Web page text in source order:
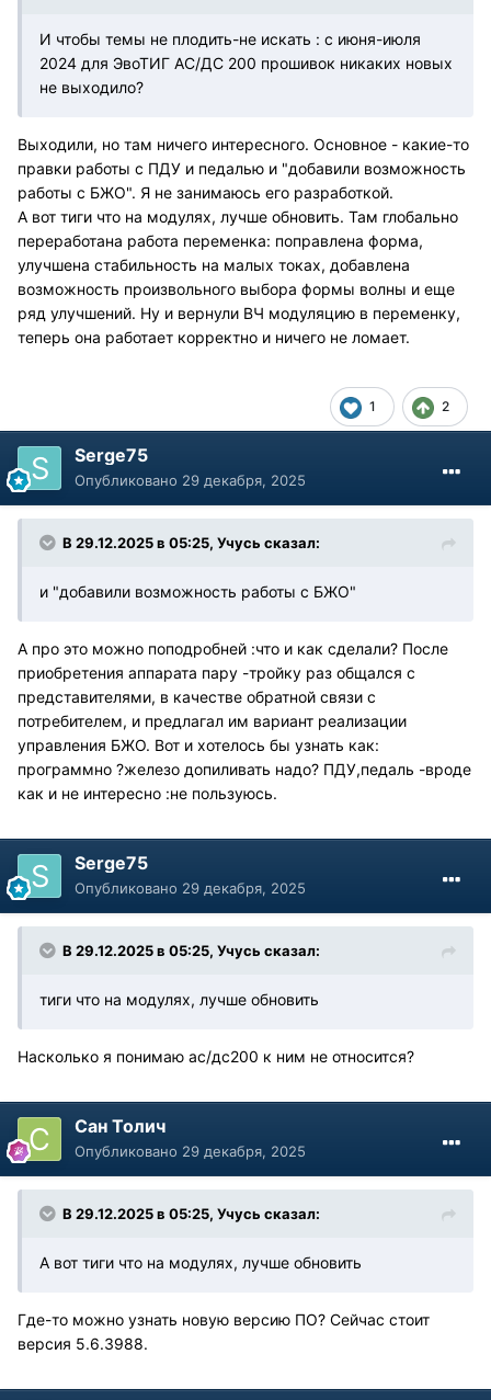
И чтобы темы не плодить-не искать : с июня-июля
2024 для ЭвоТИГ АС/ДС 200 прошивок никаких новых
не выходило?
Выходили, но там ничего интересного. Основное - какие-то
правки работы с ПДУ и педалью и "добавили возможность
работы с БЖО". Я не занимаюсь его разработкой.
А вот тиги что на модулях, лучше обновить. Там глобально
переработана работа переменка: поправлена форма,
улучшена стабильность на малых токах, добавлена
возможность произвольного выбора формы волны и еще
ряд улучшений. Ну и вернули ВЧ модуляцию в переменку,
теперь она работает корректно и ничего не ломает.
1 2
Serge75
Опубликовано 29 декабря, 2025
В 29.12.2025 в 05:25, Учусь сказал:
и "добавили возможность работы с БЖО"
А про это можно поподробней :что и как сделали? После
приобретения аппарата пару -тройку раз общался с
представителями, в качестве обратной связи с
потребителем, и предлагал им вариант реализации
управления БЖО. Вот и хотелось бы узнать как:
программно ?железо допиливать надо? ПДУ,педаль -вроде
как и не интересно :не пользуюсь.
Serge75
Опубликовано 29 декабря, 2025
В 29.12.2025 в 05:25, Учусь сказал:
тиги что на модулях, лучше обновить
Насколько я понимаю ас/дс200 к ним не относится?
Сан Толич
Опубликовано 29 декабря, 2025
В 29.12.2025 в 05:25, Учусь сказал:
А вот тиги что на модулях, лучше обновить
Где-то можно узнать новую версию ПО? Сейчас стоит
версия 5.6.3988.